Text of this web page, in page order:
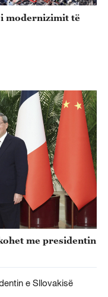
modernizimit të
me presidentin
e Sllovakisë